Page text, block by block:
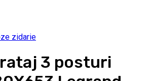
zidarie
3 posturi